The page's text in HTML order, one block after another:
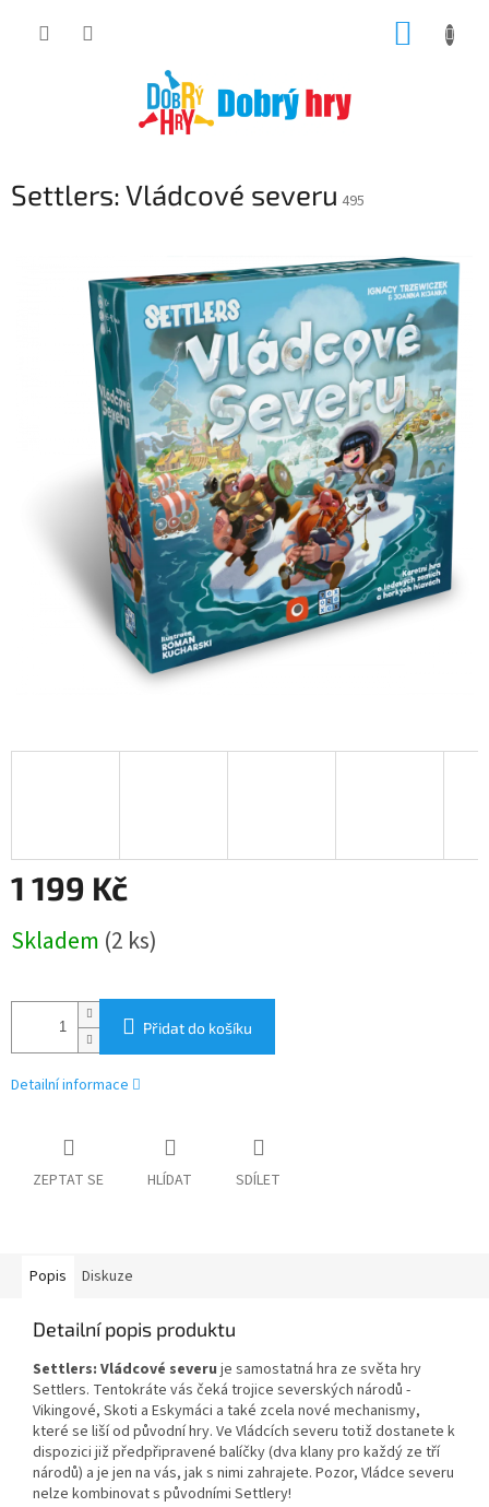
Settlers: Vládcové severu 495
1 199 Kč
cena:
Skladem (2 ks)
Přidat do košíku
Detailní informace
ZEPTAT SE HLÍDAT SDÍLET
Popis Diskuze
Detailní popis produktu
Settlers: Vládcové severu je samostatná hra ze světa hry
Settlers. Tentokráte vás čeká trojice severských národů -
Vikingové, Skoti a Eskymáci a také zcela nové mechanismy,
které se liší od původní hry. Ve Vládcích severu totiž dostanete k
dispozici již předpřipravené balíčky (dva klany pro každý ze tří
národů) a je jen na vás, jak s nimi zahrajete. Pozor, Vládce severu
nelze kombinovat s původními Settlery!